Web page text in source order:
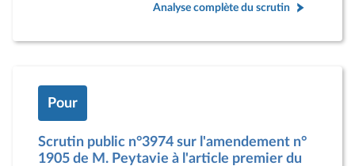
Analyse complète du scrutin
Pour
Scrutin public n°3974 sur l'amendement n°
1905 de M. Peytavie à l'article premier du